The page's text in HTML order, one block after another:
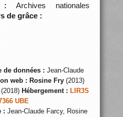
: Archives nationales
de grâce :
de données : Jean-Claude
web : Rosine Fry(2013)
(2018) Hébergement : LIR3S
UBE
: Jean-Claude Farcy, Rosine